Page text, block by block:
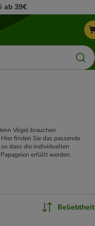
ab 39€
Vögel brauchen
finden Sie das passende
dass die individuellen
erfüllt werden.
Beliebtheit